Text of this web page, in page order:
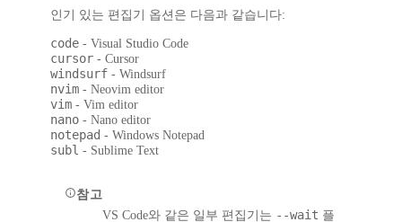
인기 있는 편집기 옵션은 다음과 같습니다:
code - Visual Studio Code
cursor - Cursor
windsurf - Windsurf
nvim - Neovim editor
vim - Vim editor
nano - Nano editor
notepad - Windows Notepad
subl - Sublime Text
참고
VS Code와 같은 일부 편집기는 --wait 플